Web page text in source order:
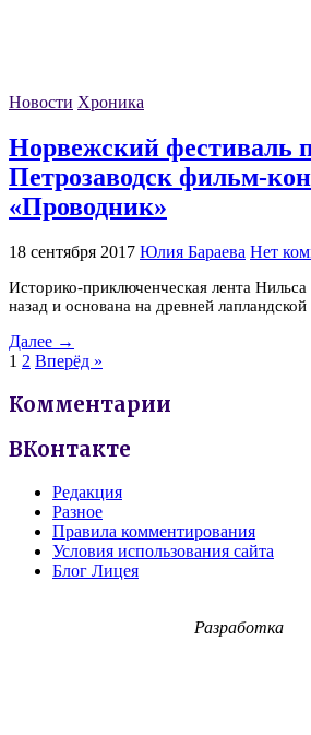
Новости Хроника
Норвежский фестиваль
Петрозаводск фильм-
«Проводник»
18 сентября 2017 Юлия Бараева Нет
Историко-приключенческая лента Нильса
назад и основана на древней лапландской
Далее →
1 2 Вперёд »
Комментарии
ВКонтакте
Редакция
Разное
Правила комментирования
Условия использования сайта
Блог Лицея
Разработка